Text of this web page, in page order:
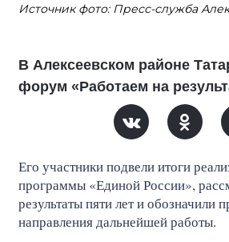
Источник фото: Пресс-служба
В Алексеевском районе
форум «Работаем на
Его участники подвели итоги
программы «Единой России»,
результаты пяти лет и обозначили
направления дальнейшей работы.